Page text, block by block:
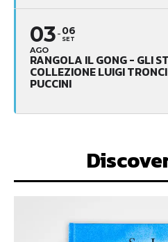
03
AGO
06
SET
RANGOLA IL GONG - GLI
COLLEZIONE LUIGI
PUCCINI